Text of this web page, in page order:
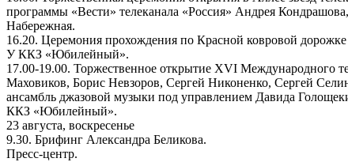
программы «Вести» телеканала «Россия» Андрея
Набережная.
16.20. Церемония прохождения по Красной ковровой
У ККЗ «Юбилейный».
17.00-19.00. Торжественное открытие XVI Международного
Маховиков, Борис Невзоров, Сергей Никоненко, Сергей
ансамбль джазовой музыки под управлением Давида
ККЗ «Юбилейный».
23 августа, воскресенье
9.30. Брифинг Александра Беликова.
Пресс-центр.